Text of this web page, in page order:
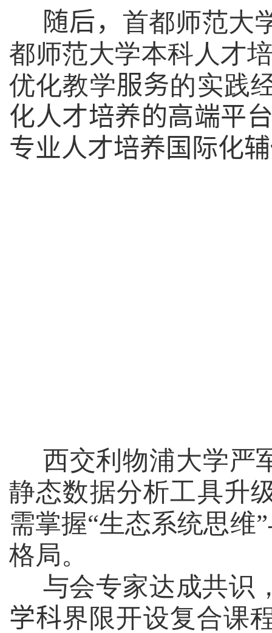
随后， 首都师范大
都师范大学本科人才
优化教学服务的实践
化人才培养的高端平
专业人才培养国际化
西交利物浦大学严
静态数据分析工具升
需掌握“生态系统思维
格局。
与会专家达成共识
学科界限开设复合课